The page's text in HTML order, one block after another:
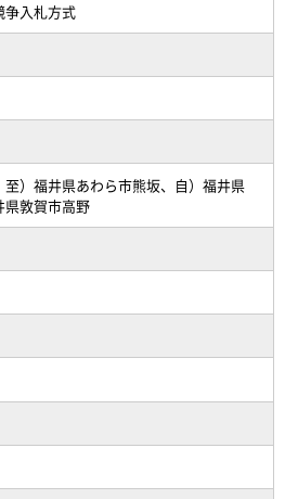
争入札方式
）福井県あわら市熊坂、自）福井県
敦賀市高野